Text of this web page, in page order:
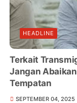
HEADLINE
Terkait
Jangan
Tempatan
SEPTEMBER 04, 2025